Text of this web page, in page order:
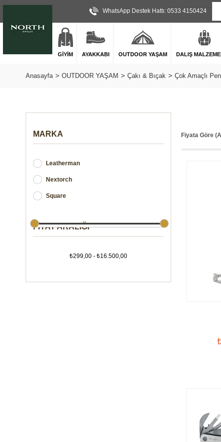
WhatsApp Destek Hattı: 0533 4150424
GİYİM AYAKKABI OUTDOOR YAŞAM DALIŞ
Anasayfa OUTDOOR YAŞAM Çakı & Bıçak Çok Amaçlı
MARKA
Leatherman
Nextorch
Square
FIYAT ARALIĞI
₺299,00 - ₺16.500,00
Fiyata Göre